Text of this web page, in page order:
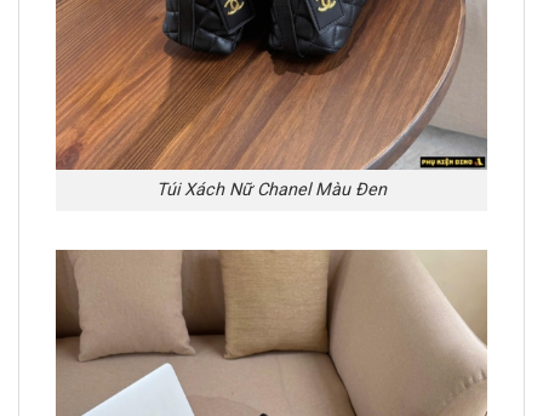
Túi Xách Nữ Chanel Màu Đen